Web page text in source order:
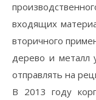
входящих
вторичного
дерево и металл
отправлять на
В 2013 году